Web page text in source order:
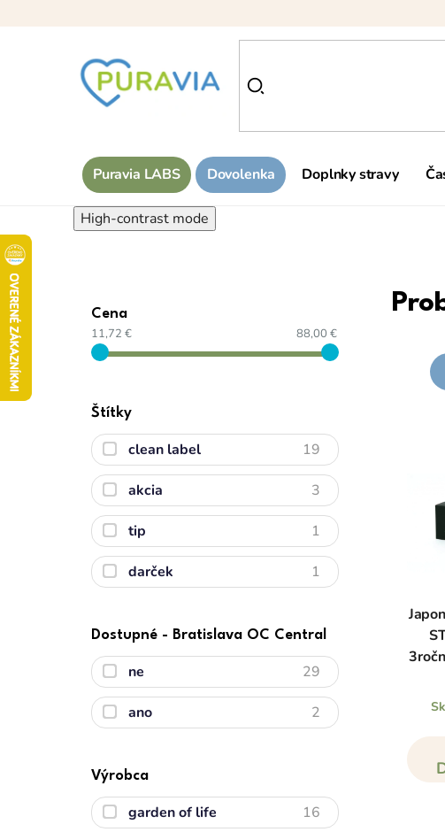
Puravia LABS Dovolenka Doplnky stravy
High-contrast mode
Cena
11,72 € 88,00 €
Štítky
clean label 19
akcia 3
tip 1
darček 1
Dostupné - Bratislava OC Central
ne 29
ano 2
Výrobca
garden of life 16